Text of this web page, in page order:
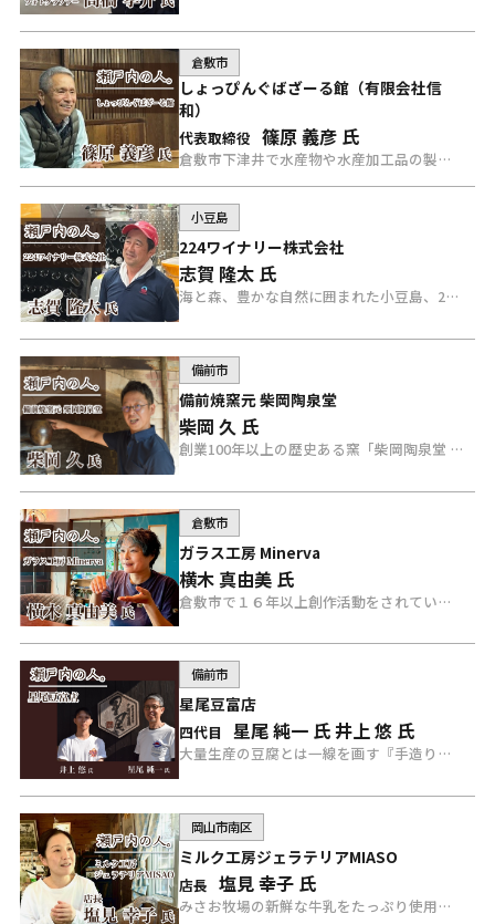
倉敷市
しょっぴんぐばざーる館（有限会社信
和）
代表取締役 篠原 義彦 氏
倉敷市下津井で水産物や水産加工品の製造販売を手掛けるしょっぴんぐばざーる館の篠原氏にインタビュー。
小豆島
224ワイナリー株式会社
志賀 隆太 氏
海と森、豊かな自然に囲まれた小豆島、224ワイナリー志賀さんにインタビュー。
備前市
備前焼窯元 柴岡陶泉堂
柴岡 久 氏
創業100年以上の歴史ある窯「柴岡陶泉堂 」を両親と兄と共に守っている、備前焼作家 柴岡 久さんにインタビュー。
倉敷市
ガラス工房 Minerva
横木 真由美 氏
倉敷市で１６年以上創作活動をされている「ガラス工房 Minerva」の横木さんにインタビュー。
備前市
星尾豆富店
四代目 星尾 純一 氏井上 悠 氏
大量生産の豆腐とは一線を画す『手造り豆富』に徹底してこだわる「星尾豆富店」の星尾さんと井上さんにインタビュー。
岡山市南区
ミルク工房ジェラテリアMIASO
店長 塩見 幸子 氏
みさお牧場の新鮮な牛乳をたっぷり使用した、自然で優しい味のジェラート専門店「ミルク工房ジェラテリアMISAO」の塩見店長にインタビュー。